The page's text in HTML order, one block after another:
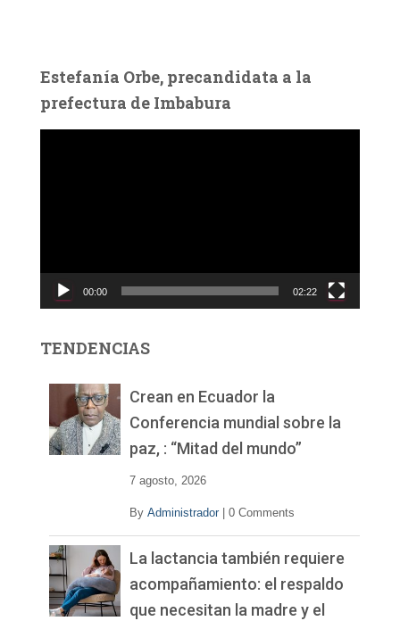
Estefanía Orbe, precandidata a la
prefectura de Imbabura
c
d
00:00 02:22
TENDENCIAS
Crean en Ecuador la
Conferencia mundial sobre la
paz, : “Mitad del mundo”
7 agosto, 2026
By Administrador 0 Comments
La lactancia también requiere
acompañamiento: el respaldo
que necesitan la madre y el